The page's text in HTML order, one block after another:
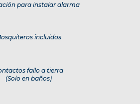
para instalar alarma
incluidos
fallo a tierra
(Solo en baños)